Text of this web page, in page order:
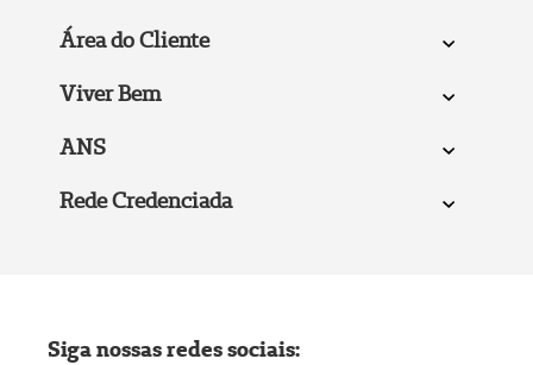
Área do Cliente
Viver Bem
ANS
Rede Credenciada
Siga nossas redes sociais: